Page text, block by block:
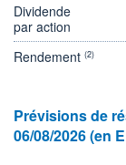
Dividende
par action
Rendement (2)
Prévisions de
06/08/2026 (en